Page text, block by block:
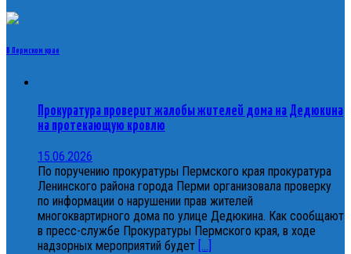
В Пермском крае
Прокуратура проверит жалобы жителей дома на Дедюкина
на протекающую кровлю
15.06.2026
По поручению прокуратуры Пермского края прокуратура
Ленинского района города Перми организовала проверку
по информации о нарушении прав жителей
многоквартирного дома по улице Дедюкина. Как сообщают
в пресс-службе Прокуратуры Пермского края, в ходе
надзорных мероприятий будет [...]